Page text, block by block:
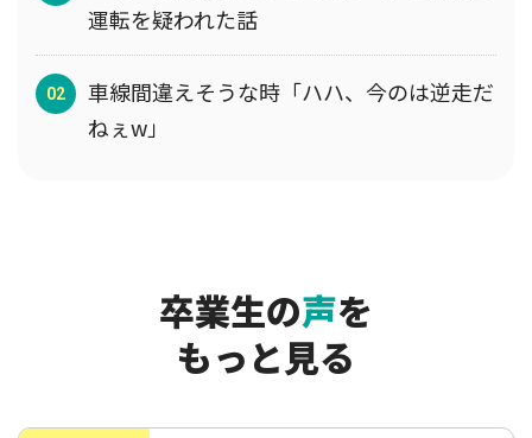
運転を疑われた話
車線間違えそうな時「ハハ、今のは逆走だ
ねぇw」
卒業生の声を
もっと見る